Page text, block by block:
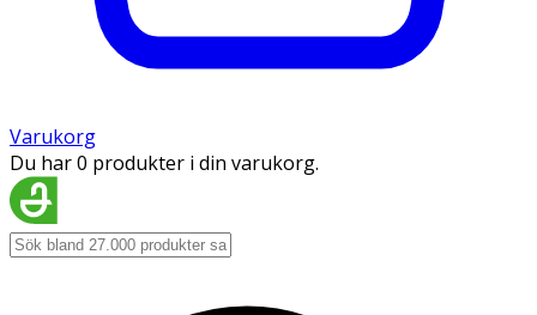
Varukorg
Du har 0 produkter i din varukorg.